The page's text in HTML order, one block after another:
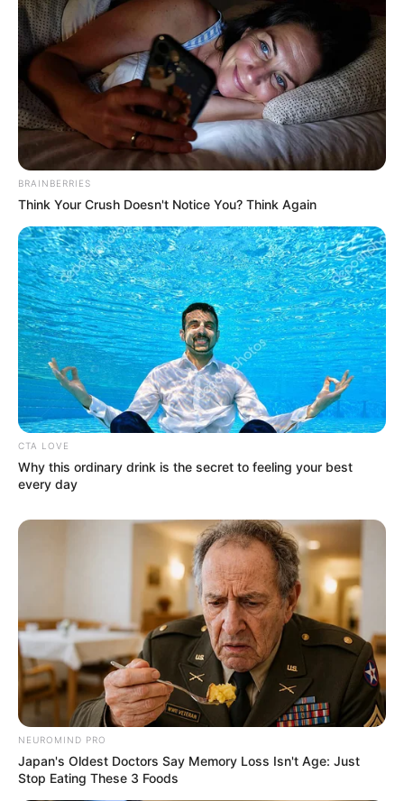
Zu denschönsten Ausflugszielen in Deutschlandgehören
auch dieschönsten Städtesowieeinmalige und
Hotel oder Unterkunft in und um Mühlhausen
(Thüringen) gesucht?
Sofort online buchbareHotels in Mühlhausen (Thüri
ngen)aus dem Angebot von Booking.com.
Stadtplan Mühlhausen (Thüringen)
Adresssuche Mühlhausen (Thüringen)
Ausflugsziele für Menschen mit Behinderung:
Auf mehrfachen Wunsch und nach langen Recherchen
Auflistung von Ausflugszielen für
Mühlhausen (Thüringen)
, die auch für den Besuch durch
Menschen mit Behinderungen geeignet sind.
Deutschlandweit Veranstaltung kostenlos
eintragen:
BRAINBERRIES
Think Your Crush Doesn't Notice You? Think Again
CTA LOVE
Why this ordinary drink is the secret to feeling your best
every day
NEUROMIND PRO
Japan's Oldest Doctors Say Memory Loss Isn't Age: Just
Stop Eating These 3 Foods